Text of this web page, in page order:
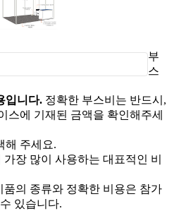
부
스
입니다. 정확한 부스비는 반드시,
스에 기재된 금액을 확인해주세
해 주세요.
장 많이 사용하는 대표적인 비
품의 종류와 정확한 비용은 참가
있습니다.